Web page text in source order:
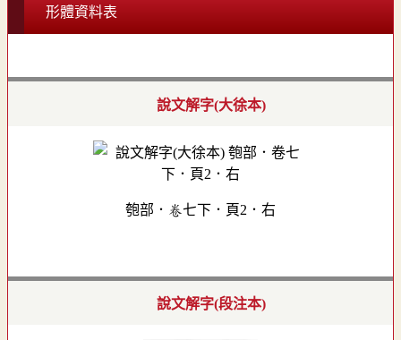
形體資料表
說文解字(大徐本)
匏部．卷七下．頁2．右
說文解字(段注本)